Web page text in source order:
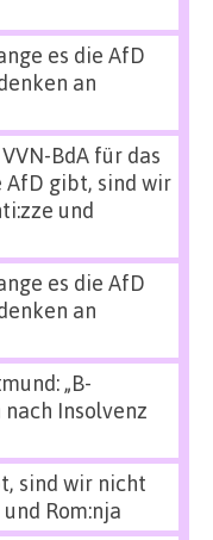
es die AfD
an
BdA für das
AfD gibt, sind wir
und
es die AfD
an
„B-
Insolvenz
sind wir nicht
Rom:nja